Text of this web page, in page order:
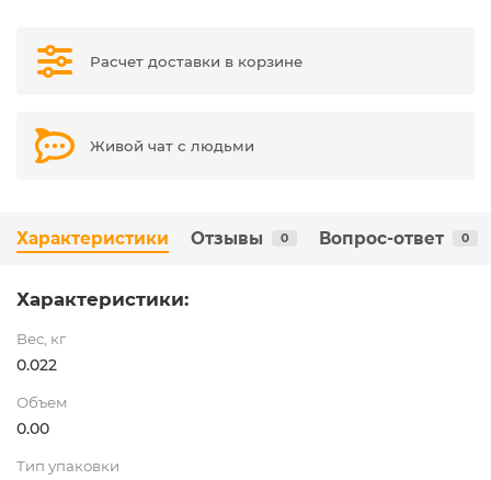
Расчет доставки в корзине
Живой чат с людьми
Характеристики Отзывы 0 Вопрос-ответ 0
Характеристики:
Вес, кг
0.022
Объем
0.00
Тип упаковки